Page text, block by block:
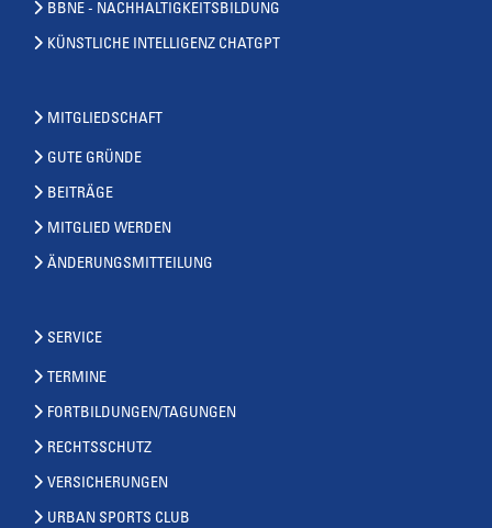
BBNE - NACHHALTIGKEITSBILDUNG
KÜNSTLICHE INTELLIGENZ CHATGPT
MITGLIEDSCHAFT
GUTE GRÜNDE
BEITRÄGE
MITGLIED WERDEN
ÄNDERUNGSMITTEILUNG
SERVICE
TERMINE
FORTBILDUNGEN/TAGUNGEN
RECHTSSCHUTZ
VERSICHERUNGEN
URBAN SPORTS CLUB